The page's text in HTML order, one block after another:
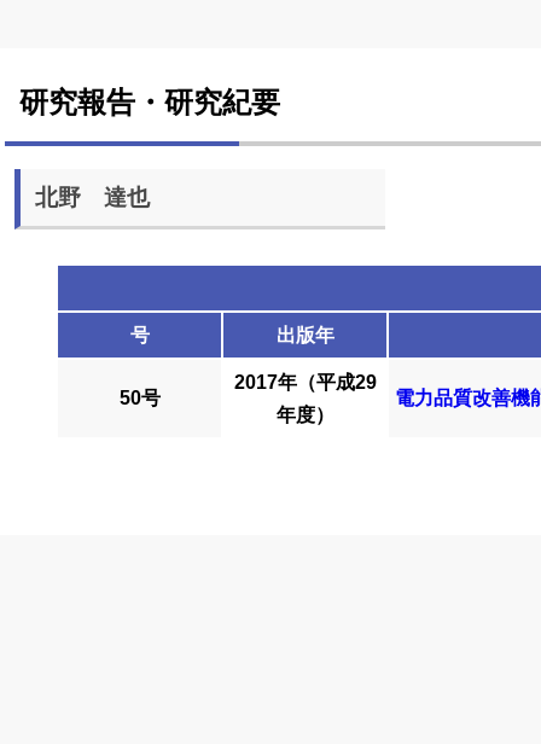
研究報告・研究紀要
北野 達也
号 出版年
50号
2017年（平成29
年度）
電力品質改善機